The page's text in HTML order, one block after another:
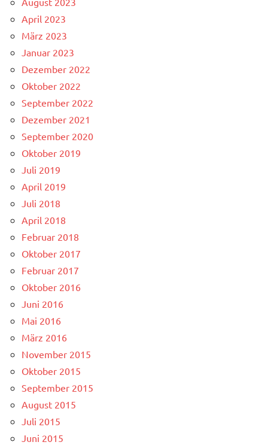
April 2023
März 2023
Januar 2023
Dezember 2022
Oktober 2022
September 2022
Dezember 2021
September 2020
Oktober 2019
Juli 2019
April 2019
Juli 2018
April 2018
Februar 2018
Oktober 2017
Februar 2017
Oktober 2016
Juni 2016
Mai 2016
März 2016
November 2015
Oktober 2015
September 2015
August 2015
Juli 2015
Juni 2015